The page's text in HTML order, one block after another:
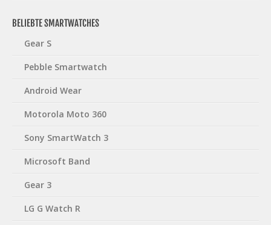
BELIEBTE SMARTWATCHES
Gear S
Pebble Smartwatch
Android Wear
Motorola Moto 360
Sony SmartWatch 3
Microsoft Band
Gear 3
LG G Watch R